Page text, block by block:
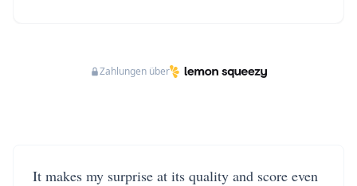
Zahlungen über
It makes my surprise at its quality and score even